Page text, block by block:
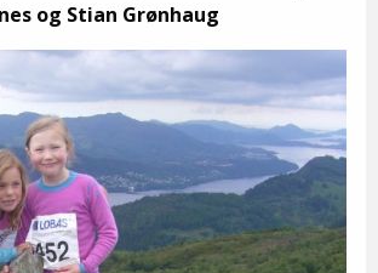
og Stian Grønhaug